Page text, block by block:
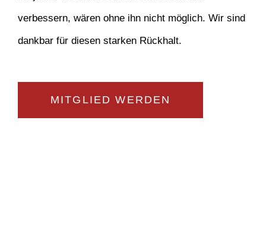
verbessern, wären ohne ihn nicht möglich. Wir sind
dankbar für diesen starken Rückhalt.
MITGLIED WERDEN